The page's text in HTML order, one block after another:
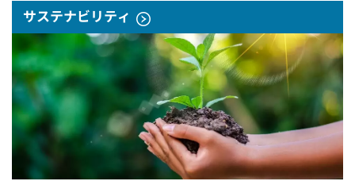
サステナビリティ